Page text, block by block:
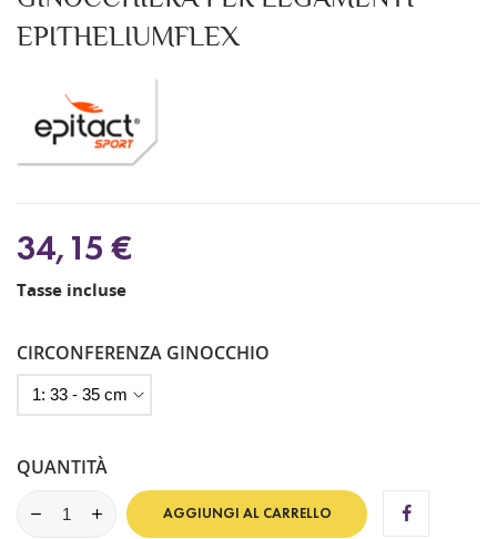
EPITHELIUMFLEX
34,15 €
Tasse incluse
CIRCONFERENZA GINOCCHIO
QUANTITÀ
AGGIUNGI AL CARRELLO